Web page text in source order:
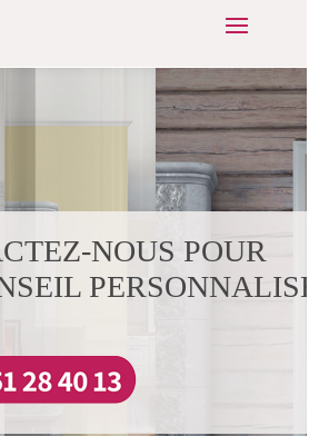
NOUS POUR
PERSONNALISÉ